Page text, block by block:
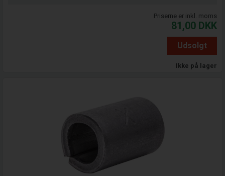
Priserne er inkl. moms
81,00 DKK
Udsolgt
Ikke på lager